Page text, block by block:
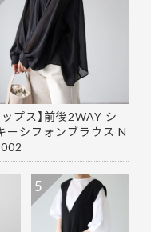
ップス】前後2WAY シ
ーシフォンブラウス N
5